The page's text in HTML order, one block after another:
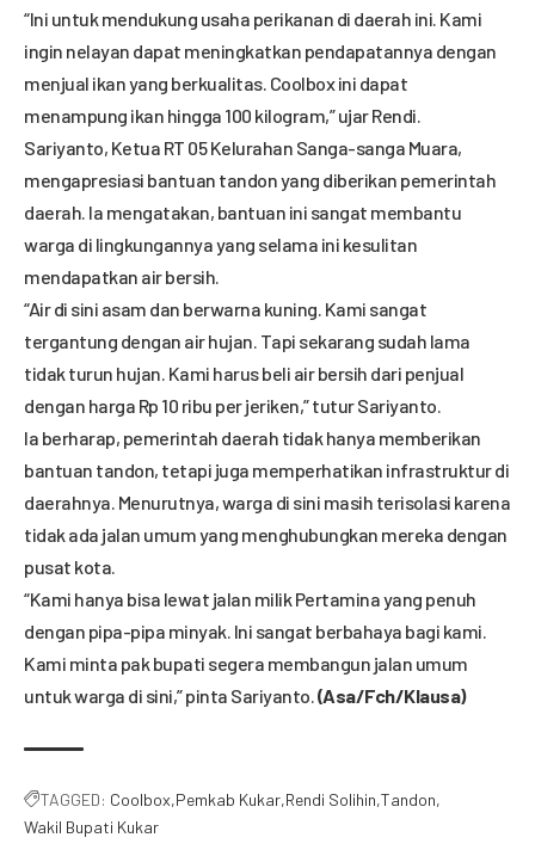
“Ini untuk mendukung usaha perikanan di daerah ini. Kami
ingin nelayan dapat meningkatkan pendapatannya dengan
menjual ikan yang berkualitas. Coolbox ini dapat
menampung ikan hingga 100 kilogram,” ujar Rendi.
Sariyanto, Ketua RT 05 Kelurahan Sanga-sanga Muara,
mengapresiasi bantuan tandon yang diberikan pemerintah
daerah. Ia mengatakan, bantuan ini sangat membantu
warga di lingkungannya yang selama ini kesulitan
mendapatkan air bersih.
“Air di sini asam dan berwarna kuning. Kami sangat
tergantung dengan air hujan. Tapi sekarang sudah lama
tidak turun hujan. Kami harus beli air bersih dari penjual
dengan harga Rp 10 ribu per jeriken,” tutur Sariyanto.
Ia berharap, pemerintah daerah tidak hanya memberikan
bantuan tandon, tetapi juga memperhatikan infrastruktur di
daerahnya. Menurutnya, warga di sini masih terisolasi karena
tidak ada jalan umum yang menghubungkan mereka dengan
pusat kota.
“Kami hanya bisa lewat jalan milik Pertamina yang penuh
dengan pipa-pipa minyak. Ini sangat berbahaya bagi kami.
Kami minta pak bupati segera membangun jalan umum
untuk warga di sini,” pinta Sariyanto. (Asa/Fch/Klausa)
TAGGED: Coolbox Pemkab Kukar Rendi Solihin Tandon
Wakil Bupati Kukar